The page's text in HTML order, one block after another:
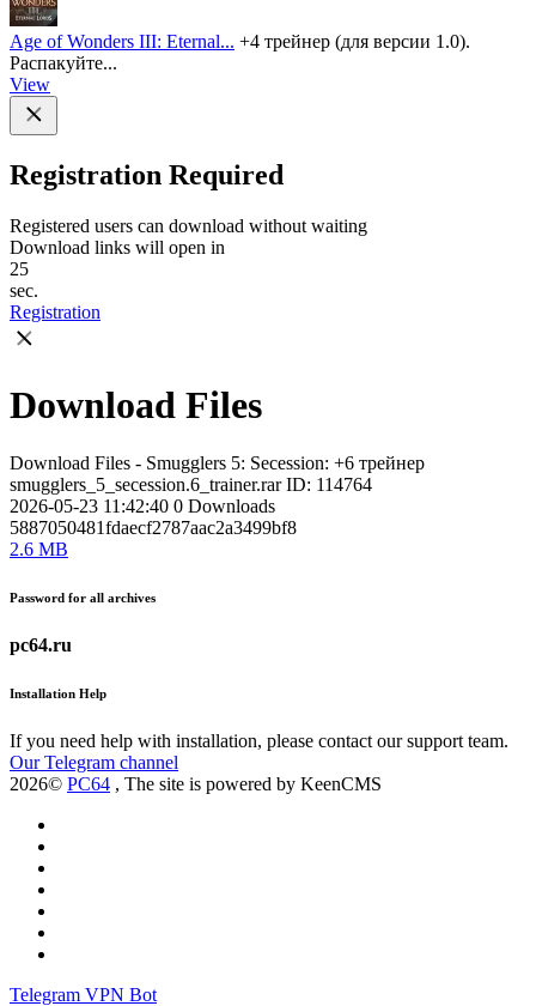
Age of Wonders III: Eternal... +4 трейнер (для версии 1.0).
Распакуйте...
View
Registration Required
Registered users can download without waiting
Download links will open in
25
sec.
Registration
Download Files
Download Files - Smugglers 5: Secession: +6 трейнер
smugglers_5_secession.6_trainer.rarID: 114764
2026-05-23 11:42:40 0 Downloads
5887050481fdaecf2787aac2a3499bf8
2.6 MB
Password for all archives
pc64.ru
Installation Help
If you need help with installation, please contact our support team.
Our Telegram channel
2026© PC64 , The site is powered by KeenCMS
Telegram VPN Bot